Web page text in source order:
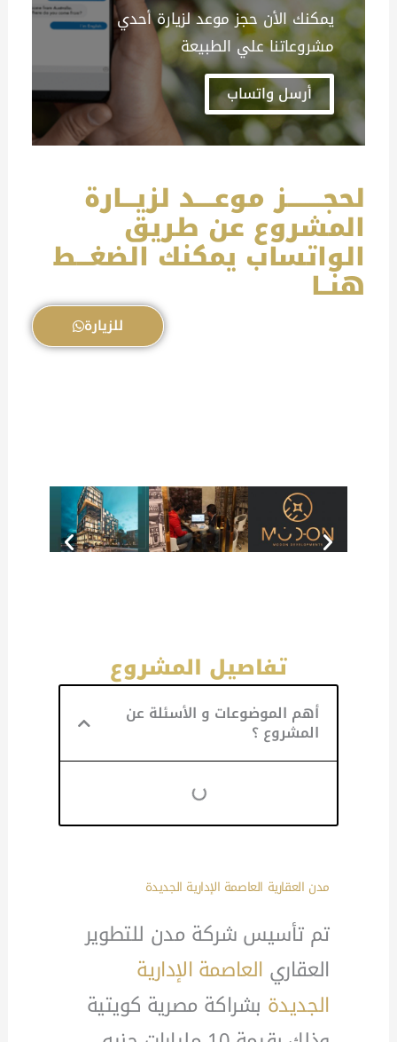
يمكنك الأن حجز موعد لزيارة أحدي
مشروعاتنا علي الطبيعة
أرسل واتساب
لحجــــــــز موعــــد لزيـــارة
المشروع عن طريق
الواتساب يمكنك الضغـــط
هنــا
للزيارة
تفاصيل المشروع
أهم الموضوعات و الأسئلة عن
المشروع ؟
مدن العقارية العاصمة الإدارية الجديدة
تم تأسيس شركة مدن للتطوير
العقاري العاصمة الإدارية
الجديدة بشراكة مصرية كويتية